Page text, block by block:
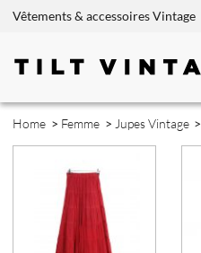
Vêtements & accessoires Vintage
Home > Femme > Jupes Vintage >